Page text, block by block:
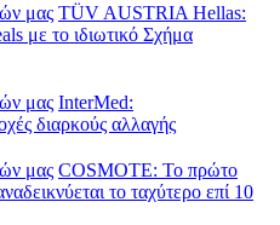
μας TÜV AUSTRIA Hellas:
με το ιδιωτικό Σχήμα
μας InterMed:
διαρκούς αλλαγής
μας COSMOTE: Το πρώτο
το ταχύτερο επί 10